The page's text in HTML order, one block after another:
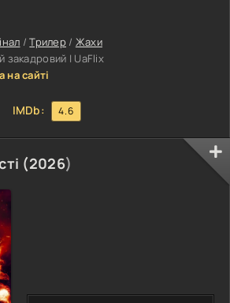
у кожного з яких є своя
захистити себе самі, і Доротея
є особлива здатність: вона
довіру своїх постояльців. Завдяки
/Трилер / Жахи
закадровий | UaFlix
на сайті
IMDb: 4.6
(2026)